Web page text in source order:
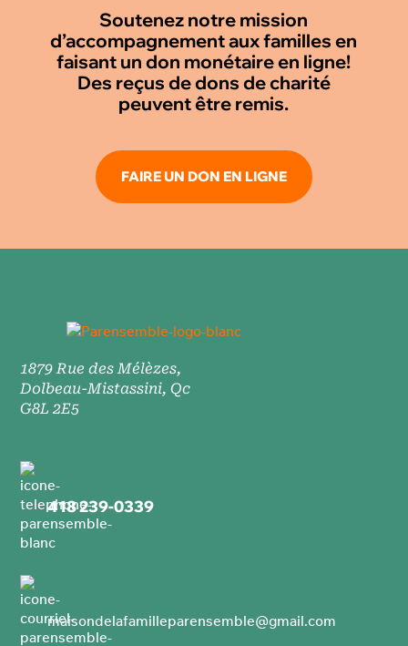
Soutenez notre mission
d’accompagnement aux familles en
faisant un don monétaire en ligne!
Des reçus de dons de charité
peuvent être remis.
FAIRE UN DON EN LIGNE
1879 Rue des Mélèzes,
Dolbeau-Mistassini, Qc
G8L 2E5
418 239-0339
maisondelafamilleparensemble@gmail.com